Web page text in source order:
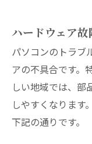
ハードウェア
パソコンのトラブ
アの不具合です。
しい地域では、部
しやすくなります
下記の通りです。